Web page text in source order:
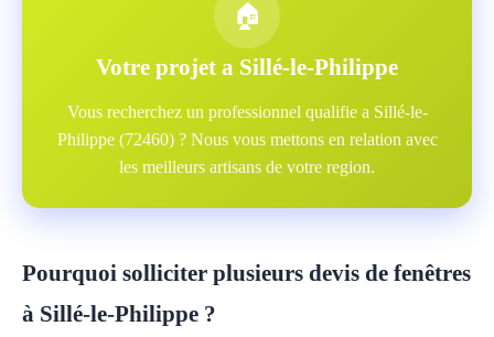
🏠
Votre projet a Sillé-le-Philippe
Vous recherchez un professionnel qualifie a Sillé-le-
Philippe (72460) ? Nous vous mettons en relation avec
les meilleurs artisans de votre region.
Pourquoi solliciter plusieurs devis de fenêtres
à Sillé-le-Philippe ?